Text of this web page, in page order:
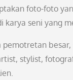
foto-foto
karya seni yang
besar,
stylist,